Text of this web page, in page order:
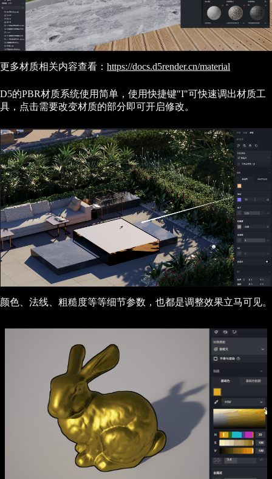
更多材质相关内容查看： https://docs.d5render.cn/material
D5的PBR材质系统使用简单，使用快捷键"I"可快速调出材质工
具，点击需要改变材质的部分即可开启修改。
颜色、法线、粗糙度等等细节参数，也都是调整效果立马可见。